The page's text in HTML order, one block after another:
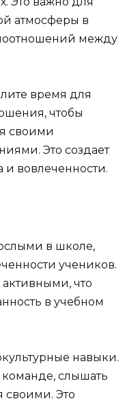
атмосферы в
между
время для
чтобы
своими
Это создает
и вовлеченности.
в школе,
учеников.
что
в учебном
навыки.
команде, слышать
своими. Это